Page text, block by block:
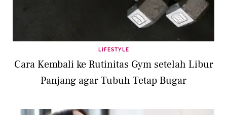
LIFESTYLE
Cara Kembali ke Rutinitas Gym setelah Libur
Panjang agar Tubuh Tetap Bugar